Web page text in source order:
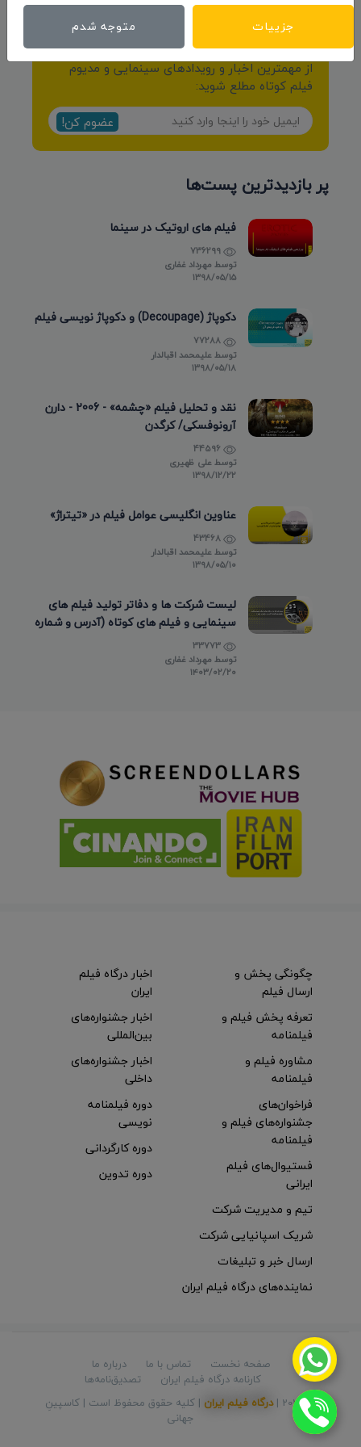
خبرنامه
از مهمترین اخبار و رویدادهای سینمایی و مدیوم
فیلم کوتاه مطلع شوید:
عضوم کن!
پر بازدیدترین پست‌ها
فیلم های اروتیک در سینما
توسط مهرداد غفاری
۱۳۹۸/۰۵/۱۵
دکوپاژ (Decoupage) و دکوپاژ نویسی فیلم
توسطعلیمحمد اقبالدار
۱۳۹۸/۰۵/۱۸
نقد و تحلیل فیلم «چشمه» - 2006 - دارن
آرونوفسکی/ کرگدن
توسطعلی ظهیری
۱۳۹۸/۱۲/۲۲
عناوین انگلیسی عوامل فیلم در «تیتراژ»
توسطعلیمحمد اقبالدار
۱۳۹۸/۰۵/۱۰
لیست شرکت ها و دفاتر تولید فیلم های
سینمایی و فیلم های کوتاه (آدرس و شماره
تماس)
توسط مهرداد غفاری
۱۴۰۳/۰۲/۲۰
چگونگی پخش و
ارسال فیلم
تعرفه پخش فیلم و
فیلمنامه
مشاوره فیلم و
فیلمنامه
اخبار درگاه فیلم
ایران
اخبار جشنواره‌های
بین‌المللی
اخبار جشنواره‌های
داخلی
فراخوان‌های
جشنواره‌های فیلم و
فیلمنامه
فستیوال‌های فیلم
ایرانی
دوره فیلمنامه
نویسی
دوره کارگردانی
دوره تدوین
تیم و مدیریت شرکت
شریک اسپانیایی شرکت
ارسال خبر و تبلیغات
نماینده‌های درگاه فیلم ایران
صفحه نخست تماس با ما
درباره ما
کارنامه درگاه فیلم ایران
تصدیق‌نامه‌ها
© 2026 |
درگاه فیلم ایران | کلیه حقوق محفوظ است | کاسپینِ
جهانی
جزییات متوجه شدم